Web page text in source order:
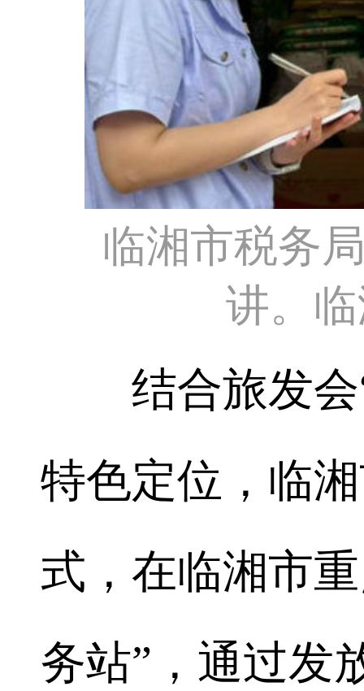
临湘市税务
讲。
结合旅发会“
特色定位，临
式，在临湘市
务站”，通过发